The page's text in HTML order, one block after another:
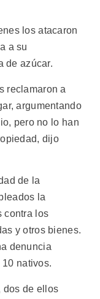
los atacaron
a su
de azúcar.
reclamaron a
argumentando
pero no lo han
dijo
de la
la
contra los
y otros bienes.
denuncia
nativos.
dos de ellos